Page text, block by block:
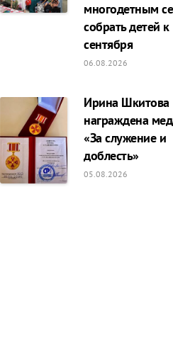
многодетным
собрать детей к
сентября
06.08.2026
Ирина Шкитова
награждена
«За служение и
доблесть»
05.08.2026